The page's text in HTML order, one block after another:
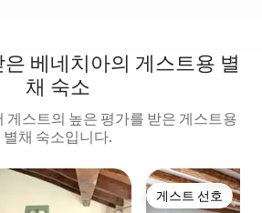
베네치아의 게스트용 별
채 숙소
게스트의 높은 평가를 받은 게스트용
별채 숙소입니다.
게스트 선호
게스트 선호